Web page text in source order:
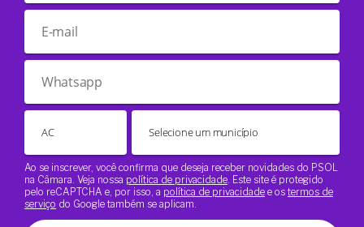
Ao se inscrever, você confirma que deseja receber novidades do PSOL
na Câmara. Veja nossa política de privacidade . Este site é protegido
pelo reCAPTCHA e, por isso, a política de privacidade e os termos de
serviço do Google também se aplicam.